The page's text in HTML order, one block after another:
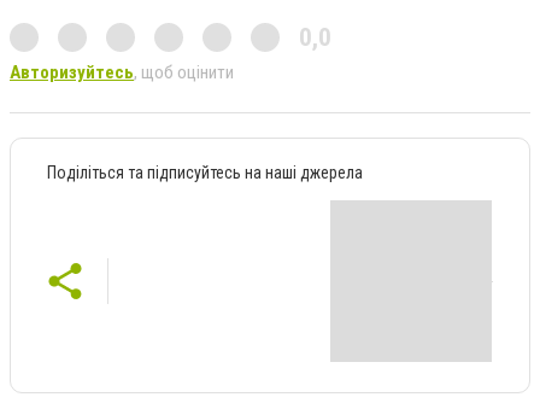
0,0
Авторизуйтесь, щоб оцінити
Поділіться та підписуйтесь на наші джерела